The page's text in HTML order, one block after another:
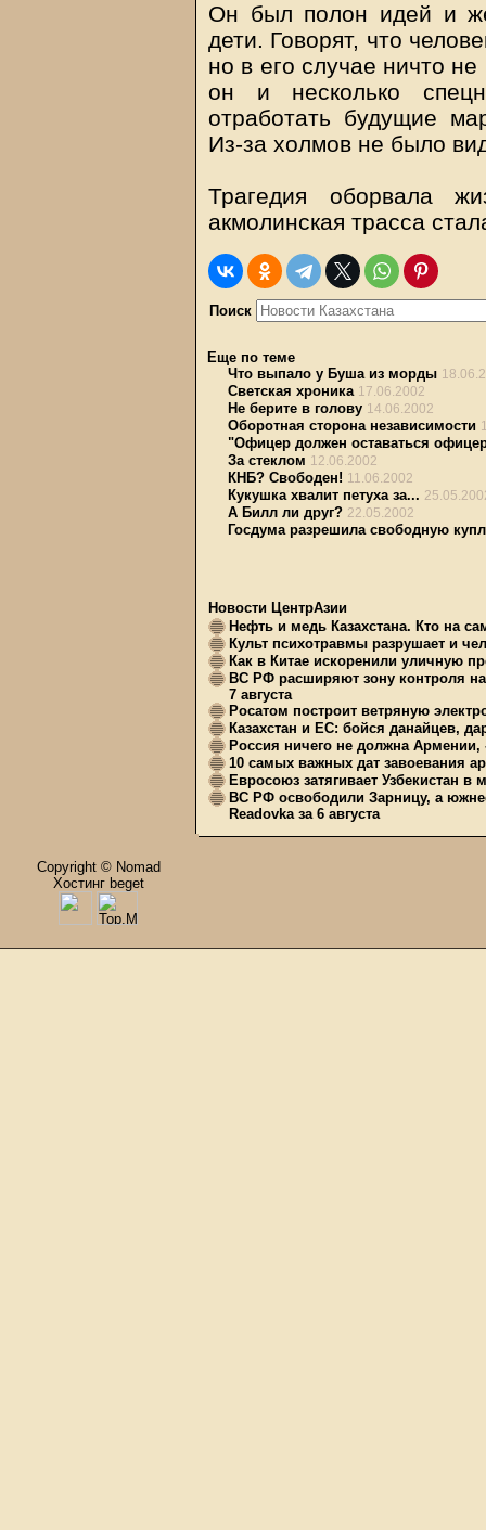
Он был полон идей и
дети. Говорят, что
но в его случае ничто
он и несколько
отработать будущие
Из-за холмов не было
Трагедия оборвала
акмолинская трасса
Поиск
Еще по теме
Что выпало у Буша из морды
Светская хроника 17.06.2002
Не берите в голову 14.06.2002
Оборотная сторона независимости
"Офицер должен оставаться
За стеклом 12.06.2002
КНБ? Свободен! 11.06.2002
Кукушка хвалит петуха за...
А Билл ли друг? 22.05.2002
Госдума разрешила свободную
Новости ЦентрАзии
Нефть и медь Казахстана. Кто на
Культ психотравмы разрушает и
Как в Китае искоренили уличную
ВС РФ расширяют зону контроля на
7 августа
Росатом построит ветряную
Казахстан и ЕС: бойся данайцев,
Россия ничего не должна Армении,
10 самых важных дат завоевания
Евросоюз затягивает Узбекистан
ВС РФ освободили Зарницу, а
Readovka за 6 августа
Copyright © Nomad
Хостинг beget